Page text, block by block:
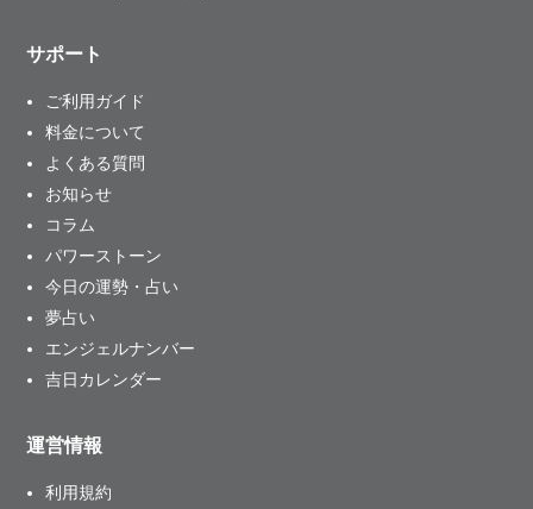
サポート
ご利用ガイド
料金について
よくある質問
お知らせ
コラム
パワーストーン
今日の運勢・占い
夢占い
エンジェルナンバー
吉日カレンダー
運営情報
利用規約